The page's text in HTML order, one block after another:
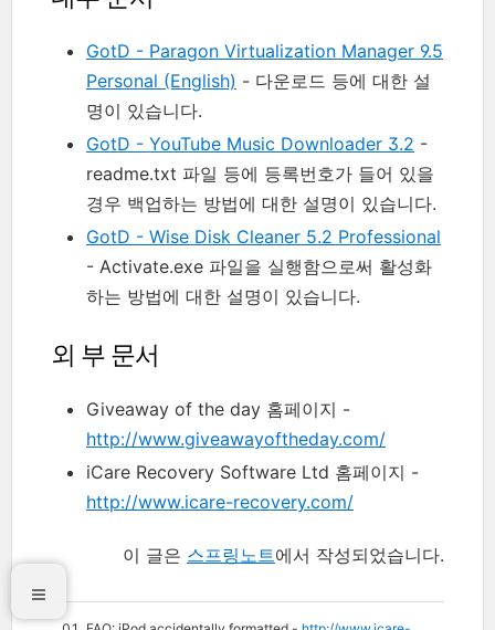
GotD - Paragon Virtualization Manager 9.5
Personal (English) - 다운로드 등에 대한 설
명이 있습니다.
GotD - YouTube Music Downloader 3.2 -
readme.txt 파일 등에 등록번호가 들어 있을
경우 백업하는 방법에 대한 설명이 있습니다.
GotD - Wise Disk Cleaner 5.2 Professional
- Activate.exe 파일을 실행함으로써 활성화
하는 방법에 대한 설명이 있습니다.
외 부 문서
Giveaway of the day 홈페이지 -
http://www.giveawayoftheday.com/
iCare Recovery Software Ltd 홈페이지 -
http://www.icare-recovery.com/
이 글은 스프링노트에서 작성되었습니다.